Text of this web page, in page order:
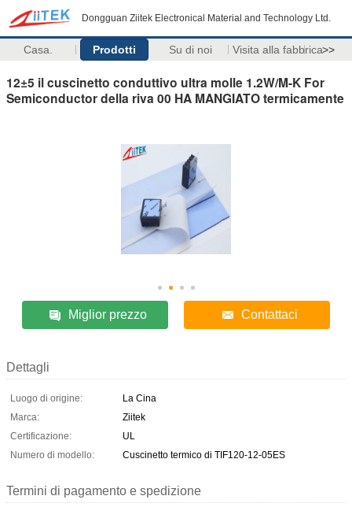
Dongguan Ziitek Electronical Material and Technology Ltd.
Casa. Prodotti Su di noi Visita alla fabbrica>>
12±5 il cuscinetto conduttivo ultra molle 1.2W/M-K For
Semiconductor della riva 00 HA MANGIATO termicamente
Miglior prezzo Contattaci
Dettagli
Luogo di origine:
La Cina
Marca:
Ziitek
Certificazione:
UL
Numero di modello:
Cuscinetto termico di TIF120-12-05ES
Termini di pagamento e spedizione